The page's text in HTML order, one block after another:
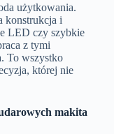
użytkowania.
konstrukcja i
LED czy szybkie
z tymi
To wszystko
której nie
makita